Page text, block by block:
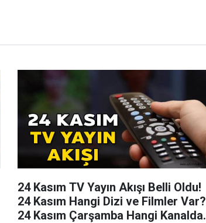
24 Kasım TV Yayın Akışı Belli Oldu!
24 Kasım Hangi Dizi ve Filmler Var?
24 Kasım Çarşamba Hangi Kanalda